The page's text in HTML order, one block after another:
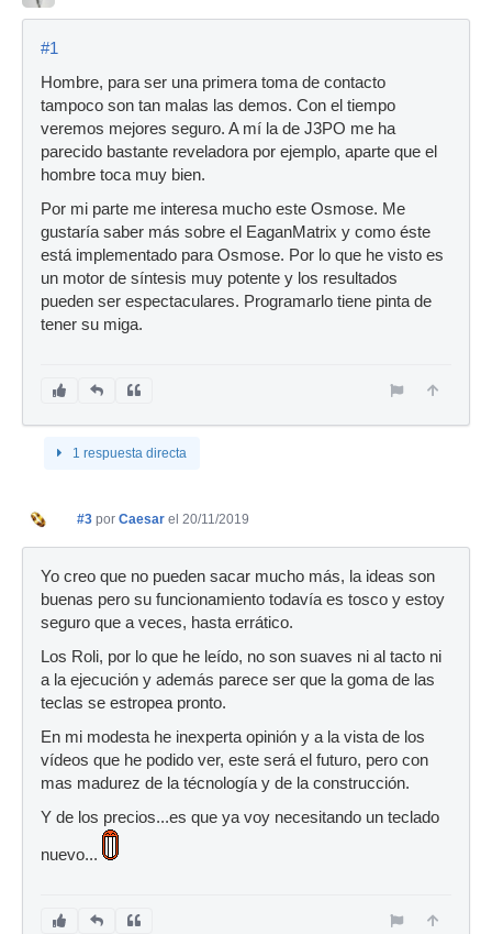
#1
Hombre, para ser una primera toma de contacto
tampoco son tan malas las demos. Con el tiempo
veremos mejores seguro. A mí la de J3PO me ha
parecido bastante reveladora por ejemplo, aparte que el
hombre toca muy bien.
Por mi parte me interesa mucho este Osmose. Me
gustaría saber más sobre el EaganMatrix y como éste
está implementado para Osmose. Por lo que he visto es
un motor de síntesis muy potente y los resultados
pueden ser espectaculares. Programarlo tiene pinta de
tener su miga.
1 respuesta directa
#3 por Caesar el 20/11/2019
Yo creo que no pueden sacar mucho más, la ideas son
buenas pero su funcionamiento todavía es tosco y estoy
seguro que a veces, hasta errático.
Los Roli, por lo que he leído, no son suaves ni al tacto ni
a la ejecución y además parece ser que la goma de las
teclas se estropea pronto.
En mi modesta he inexperta opinión y a la vista de los
vídeos que he podido ver, este será el futuro, pero con
mas madurez de la técnología y de la construcción.
Y de los precios...es que ya voy necesitando un teclado
nuevo...